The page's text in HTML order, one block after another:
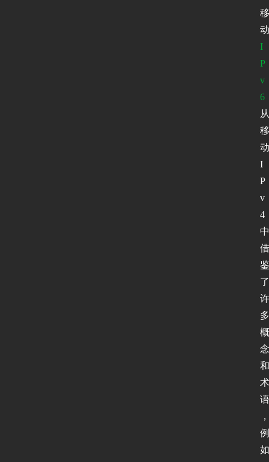
移
动
I
P
v
6
从
移
动
I
P
v
4
中
借
鉴
了
许
多
概
念
和
术
语
，
例
如